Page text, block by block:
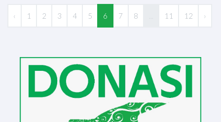
‹ 1 2 3 4 5 6 7 8 11 12 ›